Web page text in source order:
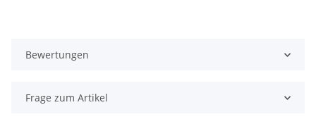
Bewertungen
Frage zum Artikel